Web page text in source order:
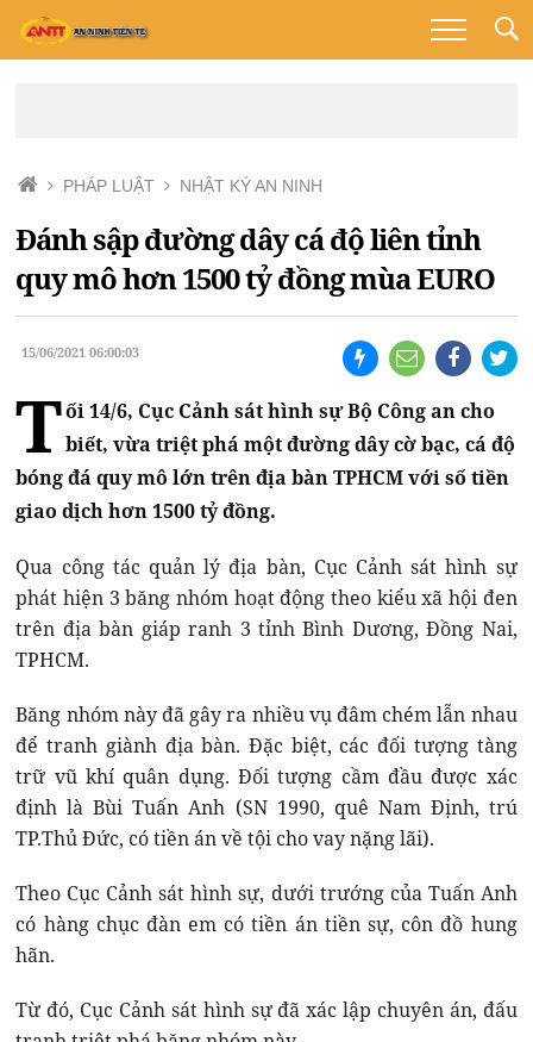
PHÁP LUẬT NHẬT KÝ AN NINH
Đánh sập đường dây cá độ liên tỉnh
quy mô hơn 1500 tỷ đồng mùa EURO
15/06/2021 06:00:03
Tối 14/6, Cục Cảnh sát hình sự Bộ Công an cho
biết, vừa triệt phá một đường dây cờ bạc, cá độ
bóng đá quy mô lớn trên địa bàn TPHCM với số tiền
giao dịch hơn 1500 tỷ đồng.
Qua công tác quản lý địa bàn, Cục Cảnh sát hình sự
phát hiện 3 băng nhóm hoạt động theo kiểu xã hội đen
trên địa bàn giáp ranh 3 tỉnh Bình Dương, Đồng Nai,
TPHCM.
Băng nhóm này đã gây ra nhiều vụ đâm chém lẫn nhau
để tranh giành địa bàn. Đặc biệt, các đối tượng tàng
trữ vũ khí quân dụng. Đối tượng cầm đầu được xác
định là Bùi Tuấn Anh (SN 1990, quê Nam Định, trú
TP.Thủ Đức, có tiền án về tội cho vay nặng lãi).
Theo Cục Cảnh sát hình sự, dưới trướng của Tuấn Anh
có hàng chục đàn em có tiền án tiền sự, côn đồ hung
hãn.
Từ đó, Cục Cảnh sát hình sự đã xác lập chuyên án, đấu